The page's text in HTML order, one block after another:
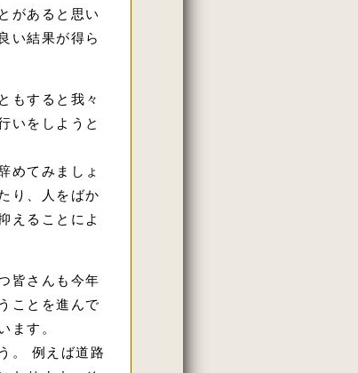
があると思い
い結果が得ら
もすると我々
いをしようと
めてみましょ
り、人をばか
えることによ
皆さんも今年
ことを進んで
ます。
。 例えば道路